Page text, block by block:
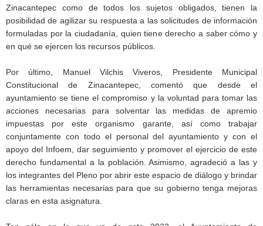
Zinacantepec como de todos los sujetos obligados, tienen la
posibilidad de agilizar su respuesta a las solicitudes de información
formuladas por la ciudadanía, quien tiene derecho a saber cómo y
en qué se ejercen los recursos públicos.
Por último, Manuel Vilchis Viveros, Presidente Municipal
Constitucional de Zinacantepec, comentó que desde el
ayuntamiento se tiene el compromiso y la voluntad para tomar las
acciones necesarias para solventar las medidas de apremio
impuestas por este organismo garante, así como trabajar
conjuntamente con todo el personal del ayuntamiento y con el
apoyo del Infoem, dar seguimiento y promover el ejercicio de este
derecho fundamental a la población. Asimismo, agradeció a las y
los integrantes del Pleno por abrir este espacio de diálogo y brindar
las herramientas necesarias para que su gobierno tenga mejoras
claras en esta asignatura.